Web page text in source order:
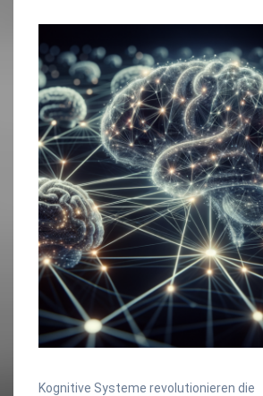
Kognitive Systeme revolutionieren die